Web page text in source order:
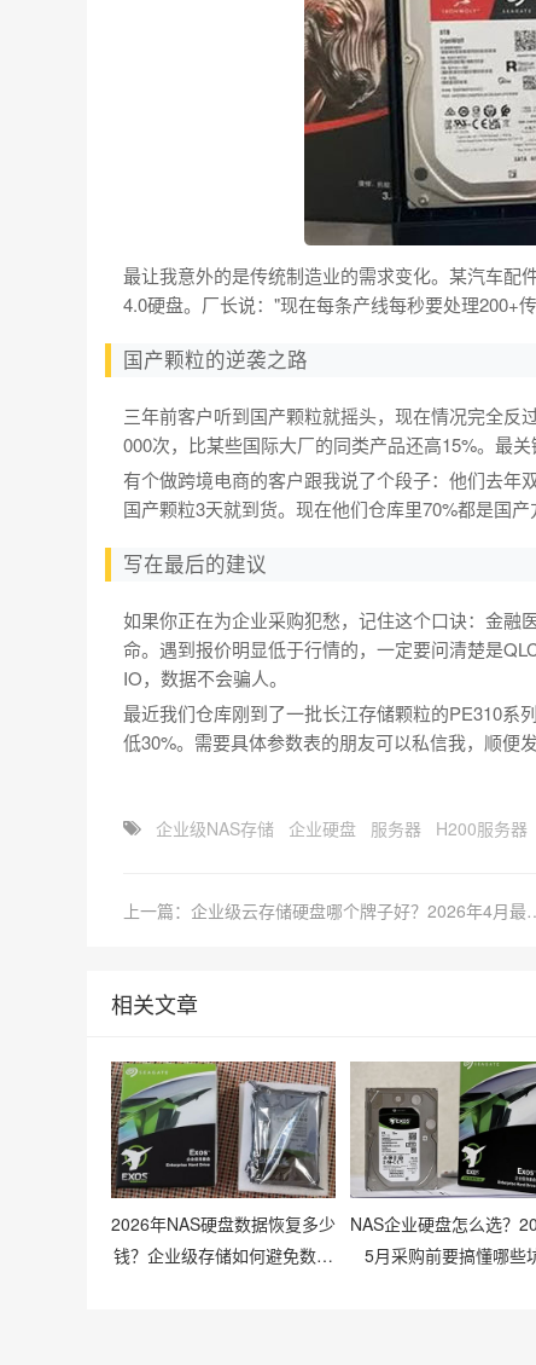
最让我意外的是传统制造业的需求变化。某汽车配
4.0硬盘。厂长说："现在每条产线每秒要处理200+
国产颗粒的逆袭之路
三年前客户听到国产颗粒就摇头，现在情况完全反
000次，比某些国际大厂的同类产品还高15%。最
有个做跨境电商的客户跟我说了个段子：他们去年
国产颗粒3天就到货。现在他们仓库里70%都是国产
写在最后的建议
如果你正在为企业采购犯愁，记住这个口诀：金融
命。遇到报价明显低于行情的，一定要问清楚是
IO，数据不会骗人。
最近我们仓库刚到了一批长江存储颗粒的PE310系
低30%。需要具体参数表的朋友可以私信我，顺便
企业级NAS存储 企业硬盘 服务器 H200服务器
上一篇：企业级云存储
相关文章
2026年NAS硬盘数据恢复多少
钱？企业级存储如何避免数据
NAS企业硬盘怎么选？
5月采购前要搞懂哪些